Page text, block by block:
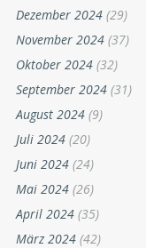
Dezember 2024 (29)
November 2024 (37)
Oktober 2024 (32)
September 2024 (31)
August 2024 (9)
Juli 2024 (20)
Juni 2024 (24)
Mai 2024 (26)
April 2024 (35)
März 2024 (42)